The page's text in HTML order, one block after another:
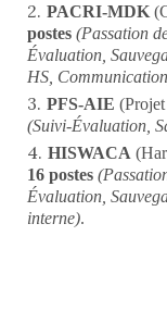
PACRI-MDK
postes (Passation
Évaluation,
HS,
PFS-AIE
(Suivi-Évaluation,
HISWACA
16 postes
Évaluation,
interne).